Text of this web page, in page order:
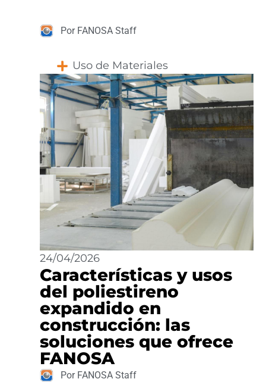
Por FANOSA Staff
Uso de Materiales
24/04/2026
Características y usos
del poliestireno
expandido en
construcción: las
soluciones que ofrece
FANOSA
Por FANOSA Staff